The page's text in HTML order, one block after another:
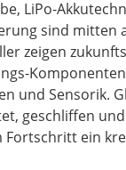
LiPo-
sind mitten
zeigen
und Sensorik.
geschliffen